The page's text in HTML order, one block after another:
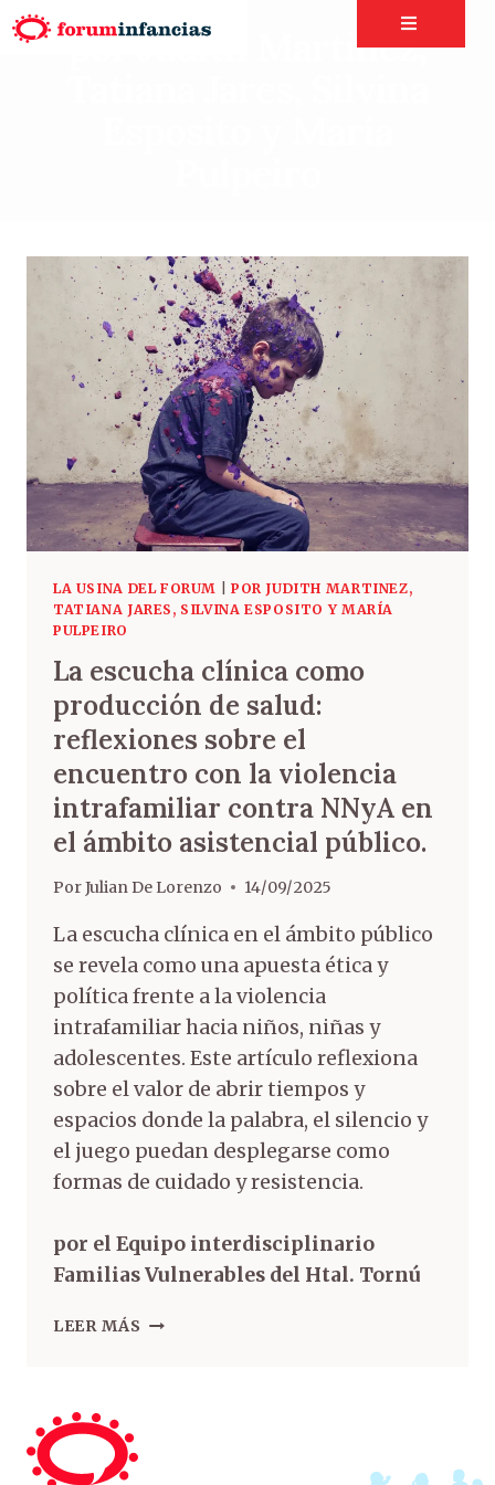
por Judith Martinez,
LA USINA DEL FORUM
POR JUDITH MARTINEZ,
TATIANA JARES, SILVINA ESPOSITO Y MARÍA
PULPEIRO
La escucha clínica como
producción de salud:
reflexiones sobre el
encuentro con la violencia
intrafamiliar contra NNyA en
el ámbito asistencial público.
PorJulian De Lorenzo 14/09/2025
La escucha clínica en el ámbito público
se revela como una apuesta ética y
política frente a la violencia
intrafamiliar hacia niños, niñas y
adolescentes. Este artículo reflexiona
sobre el valor de abrir tiempos y
espacios donde la palabra, el silencio y
el juego puedan desplegarse como
formas de cuidado y resistencia.
por el Equipo interdisciplinario
Familias Vulnerables del Htal. Tornú
LEER MÁS